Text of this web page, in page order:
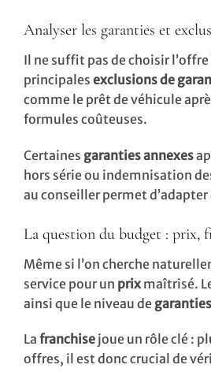
Analyser les garanties et
Il ne suffit pas de choisir
principales exclusions de
comme le prêt de véhicule
formules coûteuses.
Certaines garanties annexes
hors série ou indemnisation
au conseiller permet
La question du budget : prix,
Même si l’on cherche
service pour un prixmaîtrisé.
ainsi que le niveau de garanties
La franchise joue un rôle clé :
offres, il est donc crucial de